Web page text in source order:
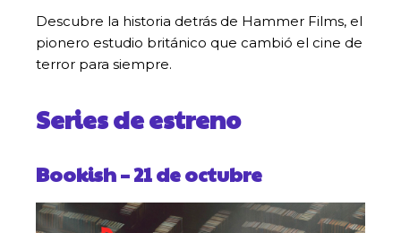
Descubre la historia detrás de Hammer Films, el
pionero estudio británico que cambió el cine de
terror para siempre.
Series de estreno
Bookish– 21 de octubre